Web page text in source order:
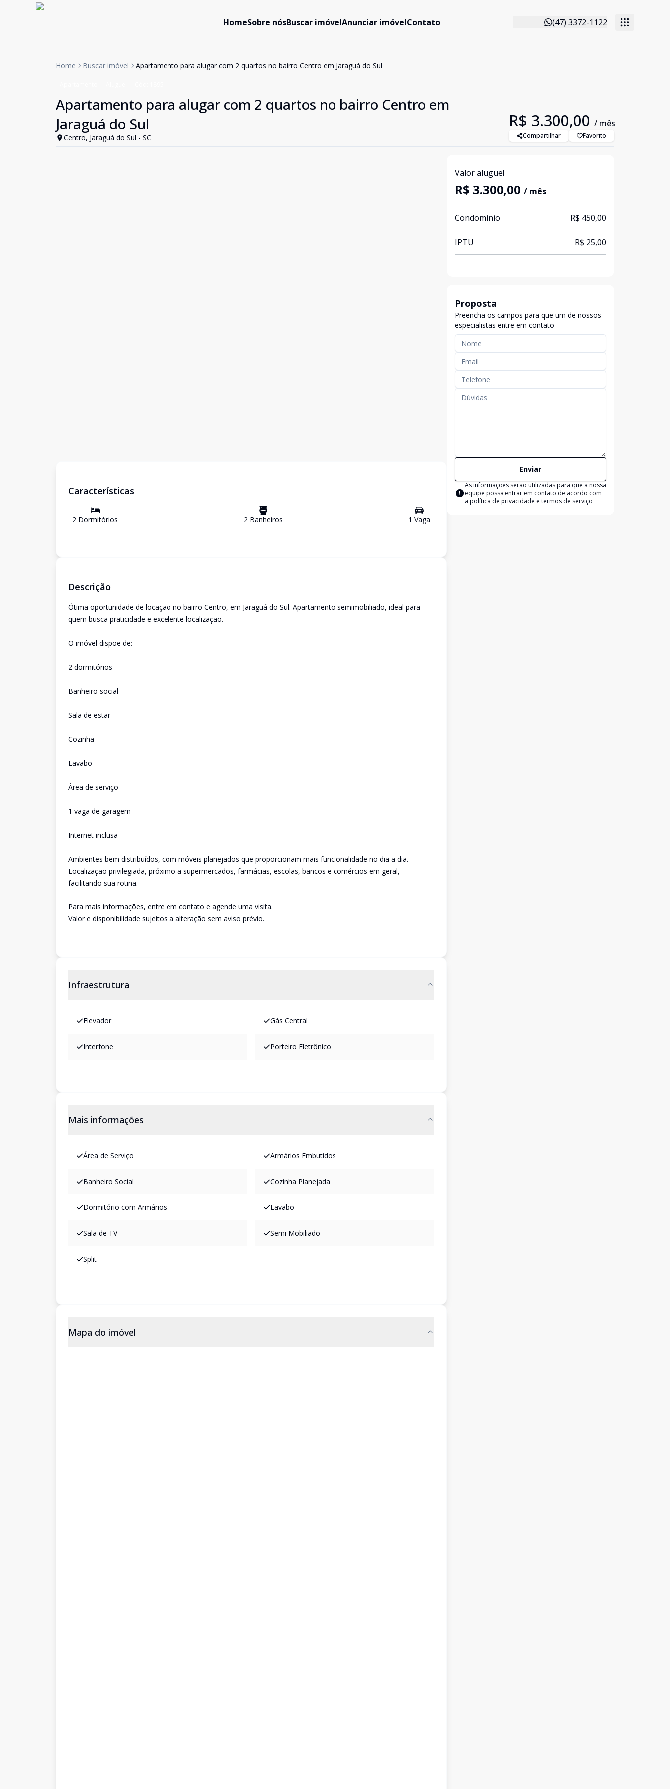
HomeSobre nósBuscar imóvelAnunciar imóvelContato (47) 3372-1122
Home Buscar imóvel Apartamento para alugar com 2 quartos no bairro Centro em Jaraguá do Sul
Apartamento para alugar com 2 quartos no bairro Centro em
Jaraguá do Sul
Centro, Jaraguá do Sul - SC
R$ 3.300,00 / mês
Compartilhar Favorito
Características
2 Dormitórios 2Banheiros 1 Vaga
Descrição
Ótima oportunidade de locação no bairro Centro, em Jaraguá do Sul. Apartamento semimobiliado, ideal para
quem busca praticidade e excelente localização.
O imóvel dispõe de:
2 dormitórios
Banheiro social
Sala de estar
Cozinha
Lavabo
Área de serviço
1 vaga de garagem
Internet inclusa
Ambientes bem distribuídos, com móveis planejados que proporcionam mais funcionalidade no dia a dia.
Localização privilegiada, próximo a supermercados, farmácias, escolas, bancos e comércios em geral,
facilitando sua rotina.
Para mais informações, entre em contato e agende uma visita.
Valor e disponibilidade sujeitos a alteração sem aviso prévio.
Infraestrutura
Elevador Gás Central
Interfone Porteiro Eletrônico
Mais informações
Área de Serviço Armários Embutidos
Banheiro Social Cozinha Planejada
Dormitório com Armários Lavabo
Sala de TV Semi Mobiliado
Split
Mapa do imóvel
Valor aluguel
R$ 3.300,00 / mês
Condomínio R$ 450,00
IPTU R$ 25,00
Proposta
Preencha os campos para que um de nossos
especialistas entre em contato
Enviar
As informações serão utilizadas para que a nossa
equipe possa entrar em contato de acordo com
a política de privacidade e termos de serviço